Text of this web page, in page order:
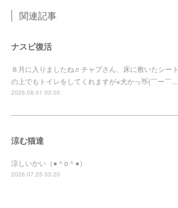
関連記事
ナスビ復活
８月に入りましたね♬チャプさん、床に敷いたシート
の上でもトイレをしてくれますが※犬かっ👋(￣ー￣…
2026.08.01 03:00
涼む猫達
涼しいかい（●＾o＾●）
2026.07.25 03:20